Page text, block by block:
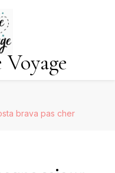
brava pas cher